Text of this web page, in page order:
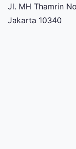
Jl. MH Thamrin
Jakarta 10340